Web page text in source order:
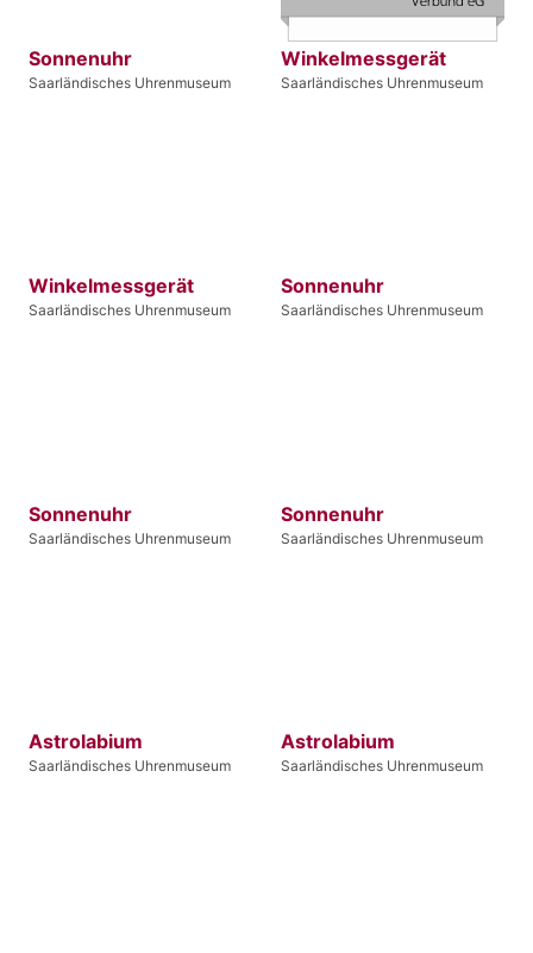
Sonnenuhr
Saarländisches Uhrenmuseum
Winkelmessgerät
Saarländisches Uhrenmuseum
Winkelmessgerät
Saarländisches Uhrenmuseum
Sonnenuhr
Saarländisches Uhrenmuseum
Sonnenuhr
Saarländisches Uhrenmuseum
Sonnenuhr
Saarländisches Uhrenmuseum
Astrolabium
Saarländisches Uhrenmuseum
Astrolabium
Saarländisches Uhrenmuseum